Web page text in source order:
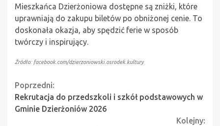
Mieszkańca Dzierżoniowa dostępne są zniżki, które
uprawniają do zakupu biletów po obniżonej cenie. To
doskonała okazja, aby spędzić ferie w sposób
twórczy i inspirujący.
Źródło: facebook.com/dzierzoniowski.osrodek.kultury
Continue
Reading
Poprzedni:
Rekrutacja do przedszkoli i szkół podstawowych w
Gminie Dzierżoniów 2026
Kolejny: